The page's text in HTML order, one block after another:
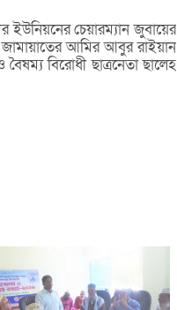
চেয়ারম্যান জুবায়ের
আমির আবুর রাইয়ান
বিরোধী ছাত্রনেতা ছালেহ